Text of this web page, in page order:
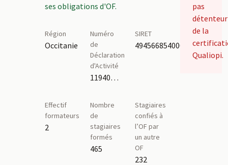
ses obligations d'OF.
Région
Occitanie
Numéro
de
Déclaration
d'Activité
11940702494,91110103111
SIRET
49456685400035
Effectif
formateurs
2
Nombre
de
stagiaires
formés
465
Stagiaires
confiés à
l’OF par
un autre
OF
232
pas
détenteur
de la
Qualiopi.